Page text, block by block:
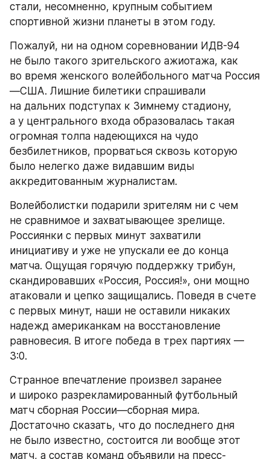
стали, несомненно, крупным событием
спортивной жизни планеты в этом году.
Пожалуй, ни на одном соревновании ИДВ-94
не было такого зрительского ажиотажа, как
во время женского волейбольного матча Россия
—США. Лишние билетики спрашивали
на дальних подступах к Зимнему стадиону,
а у центрального входа образовалась такая
огромная толпа надеющихся на чудо
безбилетников, прорваться сквозь которую
было нелегко даже видавшим виды
аккредитованным журналистам.
Волейболистки подарили зрителям ни с чем
не сравнимое и захватывающее зрелище.
Россиянки с первых минут захватили
инициативу и уже не упускали ее до конца
матча. Ощущая горячую поддержку трибун,
скандировавших «Россия, Россия!», они мощно
атаковали и цепко защищались. Поведя в счете
с первых минут, наши не оставили никаких
надежд американкам на восстановление
равновесия. В итоге победа в трех партиях —
3:0.
Странное впечатление произвел заранее
и широко разрекламированный футбольный
матч сборная России—сборная мира.
Достаточно сказать, что до последнего дня
не было известно, состоится ли вообще этот
матч, а состав команд объявили на пресс-